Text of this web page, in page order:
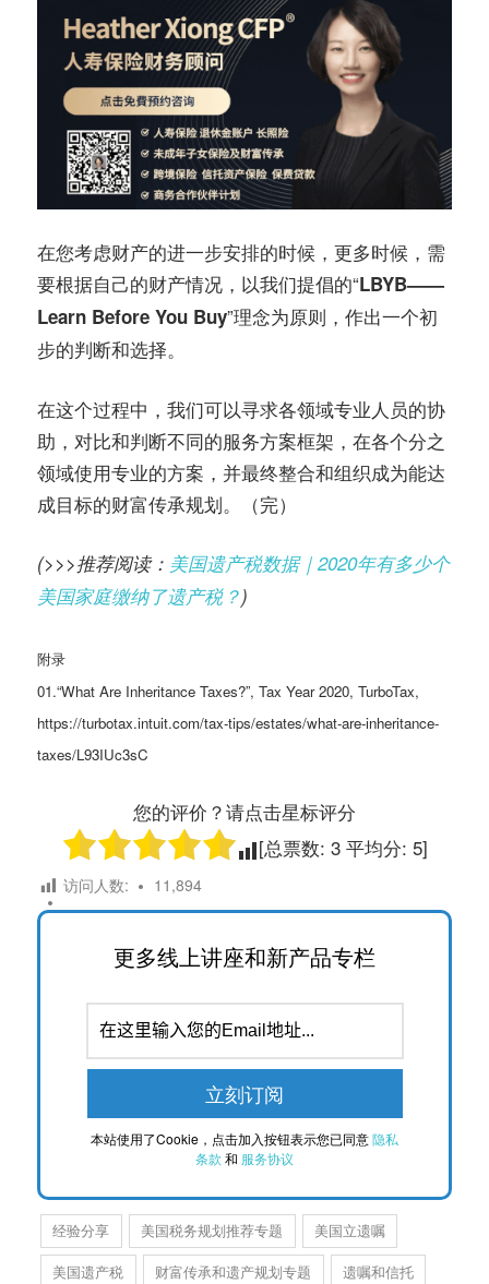
在您考虑财产的进一步安排的时候，更多时候，需
要根据自己的财产情况，以我们提倡的“LBYB——
Learn Before You Buy”理念为原则，作出一个初
步的判断和选择。
在这个过程中，我们可以寻求各领域专业人员的协
助，对比和判断不同的服务方案框架，在各个分之
领域使用专业的方案，并最终整合和组织成为能达
成目标的财富传承规划。（完）
(>>>推荐阅读： 美国遗产税数据｜2020年有多少个
美国家庭缴纳了遗产税？)
附录
01.“What Are Inheritance Taxes?”, Tax Year 2020, TurboTax,
https://turbotax.intuit.com/tax-tips/estates/what-are-inheritance-
taxes/L93IUc3sC
您的评价？请点击星标评分
[总票数: 3平均分: 5]
访问人数: 11,894
更多线上讲座和新产品专栏
本站使用了Cookie，点击加入按钮表示您已同意隐私
条款 和 服务协议
经验分享 美国税务规划推荐专题
美国立遗嘱
美国遗产税
财富传承和遗产规划专题 遗嘱和信托